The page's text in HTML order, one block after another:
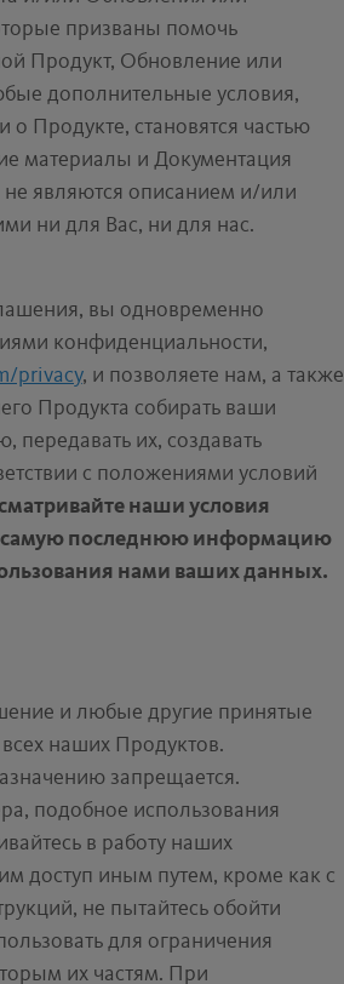
призваны помочь
Продукт, Обновление или
дополнительные условия,
Продукте, становятся частью
материалы и Документация
не являются описанием и/или
ни для Вас, ни для нас.
вы одновременно
конфиденциальности,
privacy, и позволяете нам, а также
Продукта собирать ваши
их, создавать
с положениями условий
наши условия
самую последнюю информацию
нами ваших данных.
и любые другие принятые
наших Продуктов.
запрещается.
подобное использования
в работу наших
доступ иным путем, кроме как с
не пытайтесь обойти
для ограничения
их частям. При